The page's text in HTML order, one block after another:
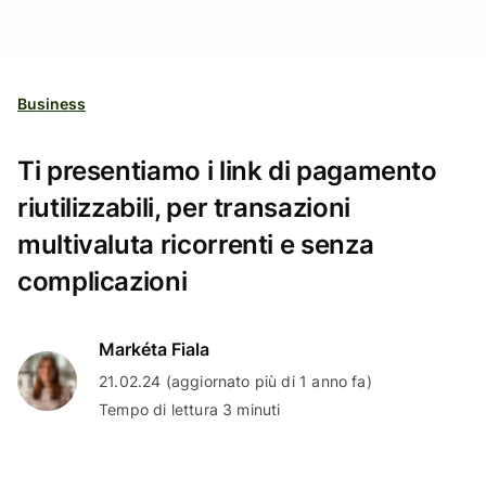
Business
Ti presentiamo i link di pagamento
riutilizzabili, per transazioni
multivaluta ricorrenti e senza
complicazioni
Markéta Fiala
21.02.24 (aggiornato più di 1 anno fa)
Tempo di lettura 3 minuti